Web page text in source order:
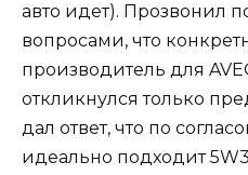
авто идет). Прозвонил
вопросами, что
производитель для
откликнулся только
дал ответ, что по
идеально подходит